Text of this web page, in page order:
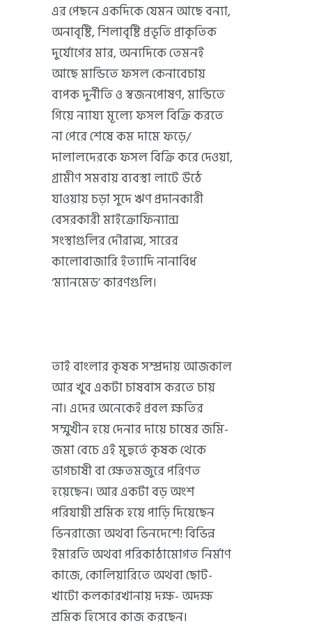
এর পেছনে একদিকে যেমন আছে বন্যা,
অনাবৃষ্টি, শিলাবৃষ্টি প্রভৃতি প্রাকৃতিক
দুর্যোগের মার, অন্যদিকে তেমনই
আছে মান্ডিতে ফসল কেনাবেচায়
ব্যপক দুর্নীতি ও স্বজনপোষণ, মান্ডিতে
গিয়ে ন্যায্য মূল্যে ফসল বিক্রি করতে
না পেরে শেষে কম দামে ফড়ে/
দালালদেরকে ফসল বিক্রি করে দেওয়া,
গ্রামীণ সমবায় ব্যবস্থা লাটে উঠে
যাওয়ায় চড়া সুদে ঋণ প্রদানকারী
বেসরকারী মাইক্রোফিন্যান্স
সংস্থাগুলির দৌরাত্ম, সারের
কালোবাজারি ইত্যাদি নানাবিধ
‘ম্যানমেড’ কারণগুলি।
তাই বাংলার কৃষক সম্প্রদায় আজকাল
আর খুব একটা চাষবাস করতে চায়
না। এদের অনেকেই প্রবল ক্ষতির
সম্মুখীন হয়ে দেনার দায়ে চাষের জমি-
জমা বেচে এই মুহুর্তে কৃষক থেকে
ভাগচাষী বা ক্ষেতমজুরে পরিণত
হয়েছেন। আর একটা বড় অংশ
পরিযায়ী শ্রমিক হয়ে পাড়ি দিয়েছেন
ভিনরাজ্যে অথবা ভিনদেশে! বিভিন্ন
ইমারতি অথবা পরিকাঠামোগত নির্মাণ
কাজে, কোলিয়ারিতে অথবা ছোট-
খাটো কলকারখানায় দক্ষ- অদক্ষ
শ্রমিক হিসেবে কাজ করছেন।